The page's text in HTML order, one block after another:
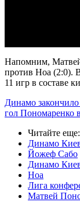
Напомним,
против Ноа (2:0).
11 игр в составе
Динамо
гол Пономаренко
Читайте еще:
Динамо
Йожеф Сабо
Динамо
Ноа
Лига
Матвей